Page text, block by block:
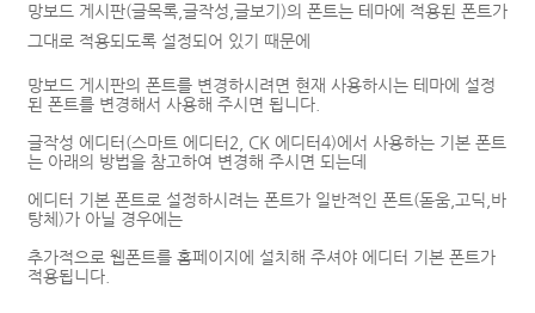
망보드 게시판(글목록,글작성,글보기)의 폰트는 테마에 적용된 폰트가
그대로 적용되도록 설정되어 있기 때문에
망보드 게시판의 폰트를 변경하시려면 현재 사용하시는 테마에 설정
된 폰트를 변경해서 사용해 주시면 됩니다.
글작성 에디터(스마트 에디터2, CK 에디터4)에서 사용하는 기본 폰트
는 아래의 방법을 참고하여 변경해 주시면 되는데
에디터 기본 폰트로 설정하시려는 폰트가 일반적인 폰트(돋움,고딕,바
탕체)가 아닐 경우에는
추가적으로 웹폰트를 홈페이지에 설치해 주셔야 에디터 기본 폰트가
적용됩니다.